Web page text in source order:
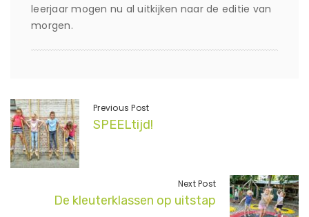
leerjaar mogen nu al uitkijken naar de editie van
morgen.
Previous Post
SPEELtijd!
Next Post
De kleuterklassen op uitstap